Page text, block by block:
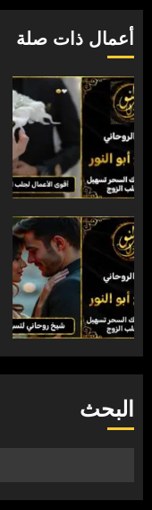
أعمال ذات صلة
البحث